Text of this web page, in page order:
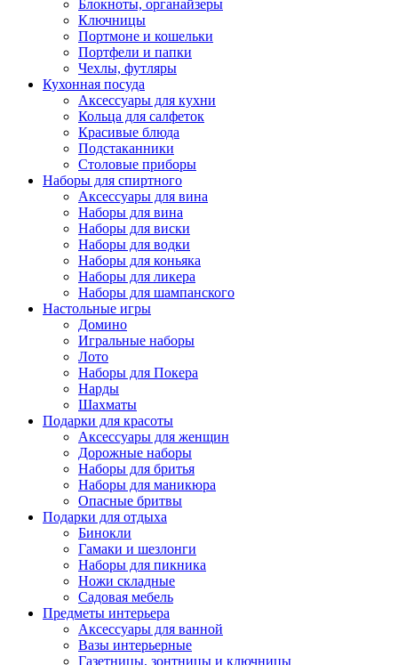
Блокноты, органайзеры
Ключницы
Портмоне и кошельки
Портфели и папки
Чехлы, футляры
Кухонная посуда
Аксессуары для кухни
Кольца для салфеток
Красивые блюда
Подстаканники
Столовые приборы
Наборы для спиртного
Аксессуары для вина
Наборы для вина
Наборы для виски
Наборы для водки
Наборы для коньяка
Наборы для ликера
Наборы для шампанского
Настольные игры
Домино
Игральные наборы
Лото
Наборы для Покера
Нарды
Шахматы
Подарки для красоты
Аксессуары для женщин
Дорожные наборы
Наборы для бритья
Наборы для маникюра
Опасные бритвы
Подарки для отдыха
Бинокли
Гамаки и шезлонги
Наборы для пикника
Ножи складные
Садовая мебель
Предметы интерьера
Аксессуары для ванной
Вазы интерьерные
Газетницы, зонтницы и ключницы